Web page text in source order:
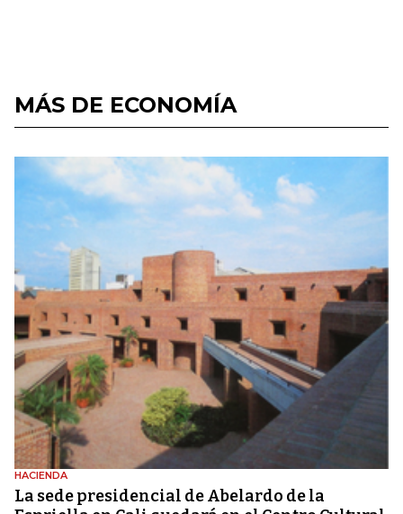
MÁS DE ECONOMÍA
HACIENDA
La sede presidencial de Abelardo de la